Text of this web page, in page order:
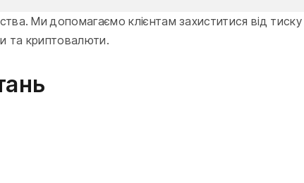
Ми допомагаємо клієнтам захиститися від тиску
та криптовалюти.